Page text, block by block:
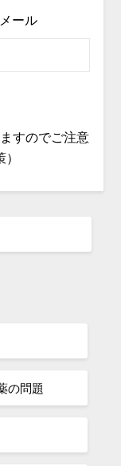
メール
すのでご注意
の問題